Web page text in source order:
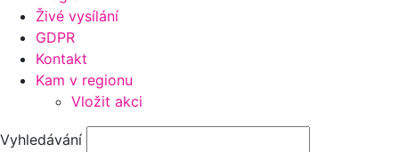
Živé vysílání
GDPR
Kontakt
Kam v regionu
Vložit akci
Vyhledávání